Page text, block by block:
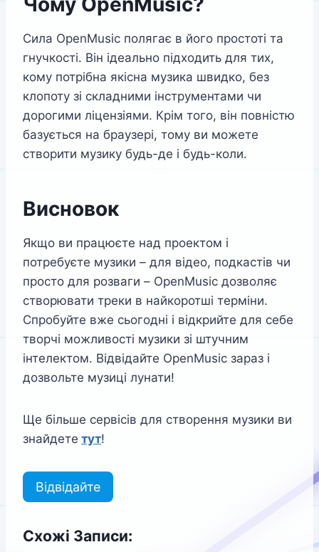
Сила OpenMusic полягає в його простоті та
гнучкості. Він ідеально підходить для тих,
кому потрібна якісна музика швидко, без
клопоту зі складними інструментами чи
дорогими ліцензіями. Крім того, він повністю
базується на браузері, тому ви можете
створити музику будь-де і будь-коли.
Висновок
Якщо ви працюєте над проектом і
потребуєте музики – для відео, подкастів чи
просто для розваги – OpenMusic дозволяє
створювати треки в найкоротші терміни.
Спробуйте вже сьогодні і відкрийте для себе
творчі можливості музики зі штучним
інтелектом. Відвідайте OpenMusic зараз і
дозвольте музиці лунати!
Ще більше сервісів для створення музики ви
знайдете тут!
Відвідайте
Схожі Записи: